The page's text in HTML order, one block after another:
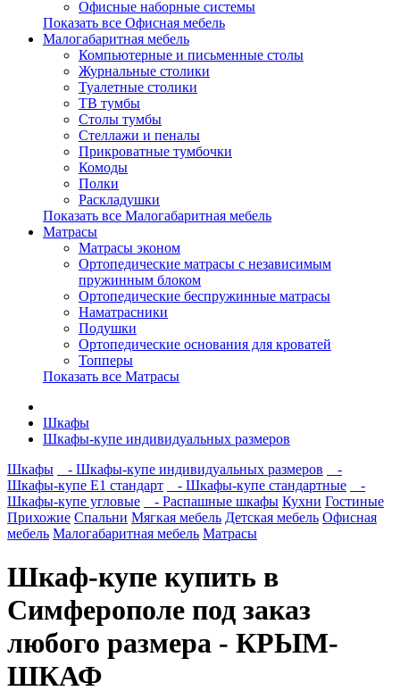
Офисные наборные системы
Показать все Офисная мебель
Малогабаритная мебель
Компьютерные и письменные столы
Журнальные столики
Туалетные столики
ТВ тумбы
Столы тумбы
Стеллажи и пеналы
Прикроватные тумбочки
Комоды
Полки
Раскладушки
Показать все Малогабаритная мебель
Матрасы
Матрасы эконом
Ортопедические матрасы с независимым
пружинным блоком
Ортопедические беспружинные матрасы
Наматрасники
Подушки
Ортопедические основания для кроватей
Топперы
Показать все Матрасы
Шкафы
Шкафы-купе индивидуальных размеров
Шкафы
- Шкафы-купе индивидуальных размеров
-
Шкафы-купе Е1 стандарт
- Шкафы-купе стандартные
-
Шкафы-купе угловые
- Распашные шкафы Кухни Гостиные
Прихожие Спальни Мягкая мебель Детская мебель Офисная
мебель Малогабаритная мебель Матрасы
Шкаф-купе купить в
Симферополе под заказ
любого размера - КРЫМ-
ШКАФ